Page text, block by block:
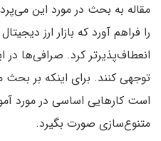
مقاله به بحث در مورد این
را فراهم آورد که بازار ارز
انعطاف‌پذیر‌تر کرد. صرافی‌ها در
توجهی کنند. برای اینکه بر بحث
است کار‌هایی اساسی در مورد
متنوع‌سازی صورت بگیرد.